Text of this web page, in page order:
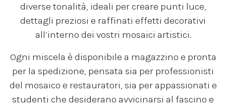
diverse tonalità, ideali per creare punti luce,
dettagli preziosi e raffinati effetti decorativi
all’interno dei vostri mosaici artistici.
Ogni miscela è disponibile a magazzino e pronta
per la spedizione, pensata sia per professionisti
del mosaico e restauratori, sia per appassionati e
studenti che desiderano avvicinarsi al fascino e